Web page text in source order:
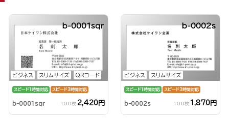
ビジネス スリムサイズ QRコード
b-0001sqr
スピード1時間対応 スピード3時間対応
b-0001sqr 100枚 2,420円
ビジネス スリムサイズ
b-0002s
スピード1時間対応 スピード3時間対応
b-0002s 100枚 1,870円